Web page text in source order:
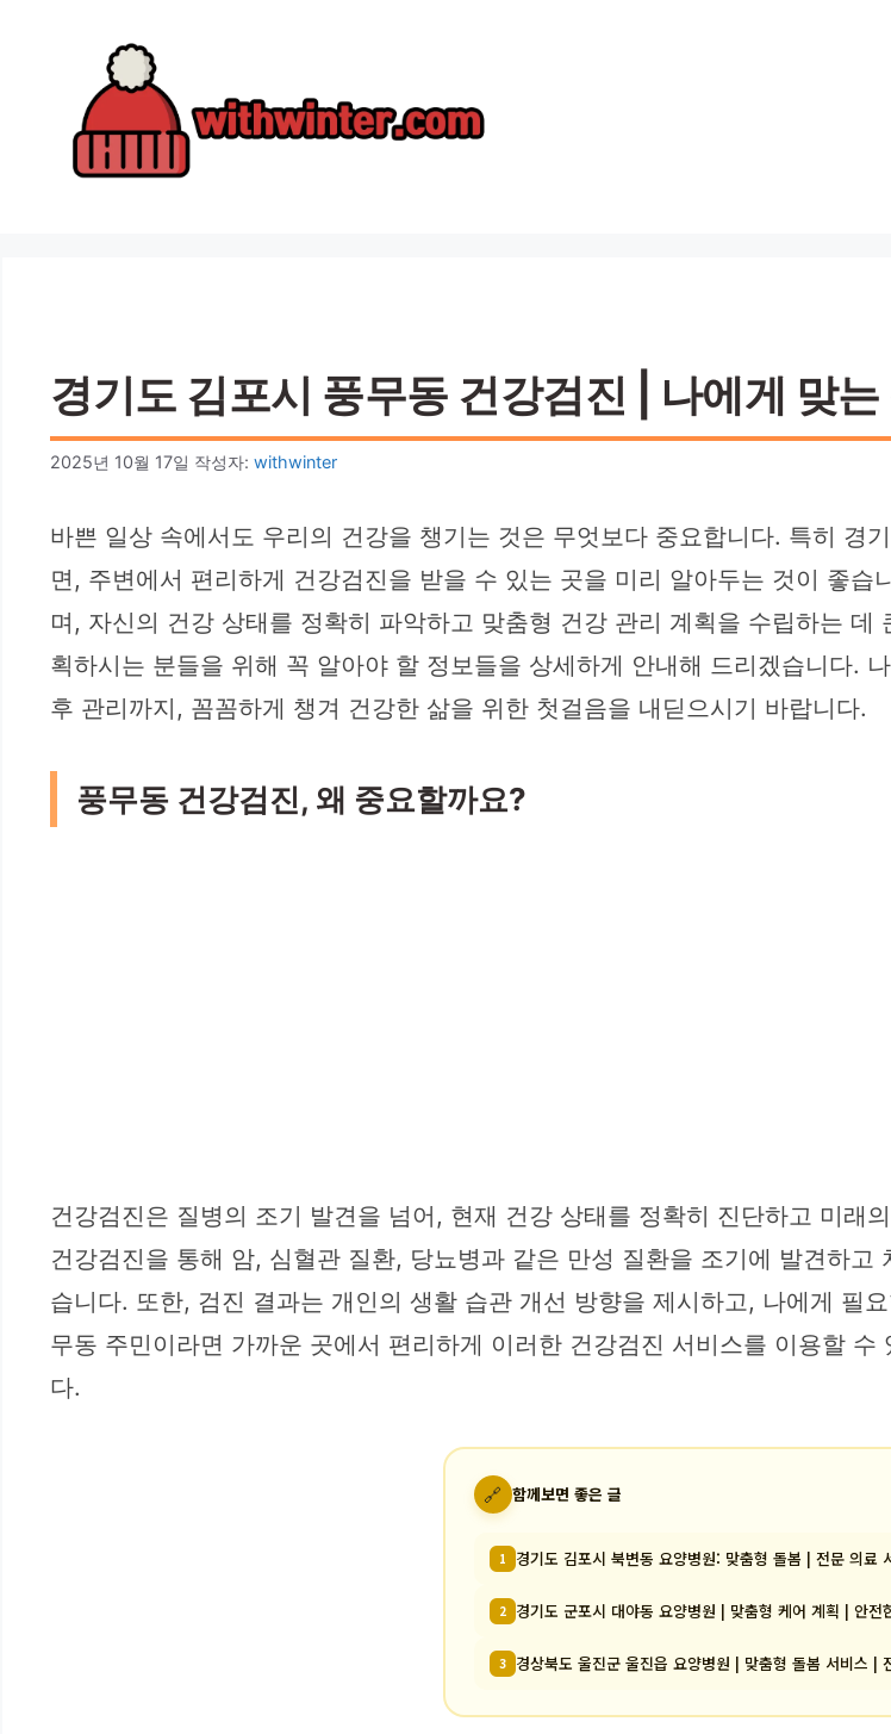
경기도 김포시 풍무동 건강검진 | 나에게 맞
2025년 10월 17일 작성자: withwinter
바쁜 일상 속에서도 우리의 건강을 챙기는 것은 무엇보다 중요합니다. 특히 경
면, 주변에서 편리하게 건강검진을 받을 수 있는 곳을 미리 알아두는 것이 좋
며, 자신의 건강 상태를 정확히 파악하고 맞춤형 건강 관리 계획을 수립하는
획하시는 분들을 위해 꼭 알아야 할 정보들을 상세하게 안내해 드리겠습니다.
후 관리까지, 꼼꼼하게 챙겨 건강한 삶을 위한 첫걸음을 내딛으시기 바랍니다.
풍무동 건강검진, 왜 중요할까요?
건강검진은 질병의 조기 발견을 넘어, 현재 건강 상태를 정확히 진단하고 미래
건강검진을 통해 암, 심혈관 질환, 당뇨병과 같은 만성 질환을 조기에 발견하
습니다. 또한, 검진 결과는 개인의 생활 습관 개선 방향을 제시하고, 나에게 필
무동 주민이라면 가까운 곳에서 편리하게 이러한 건강검진 서비스를 이용할
다.
🔗 함께보면 좋은 글
1 경기도 김포시 북변동 요양병원: 맞춤형 돌봄 | 전문 의료
2 경기도 군포시 대야동 요양병원 | 맞춤형 케어 계획 | 안전
3 경상북도 울진군 울진읍 요양병원 | 맞춤형 돌봄 서비스 |